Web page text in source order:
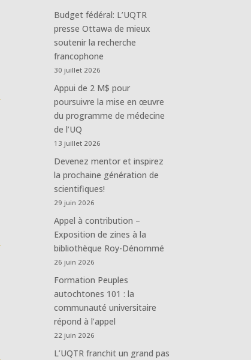
Budget fédéral: L’UQTR
presse Ottawa de mieux
soutenir la recherche
francophone
30 juillet 2026
Appui de 2 M$ pour
poursuivre la mise en œuvre
du programme de médecine
de l’UQ
13 juillet 2026
Devenez mentor et inspirez
la prochaine génération de
scientifiques!
29 juin 2026
Appel à contribution –
Exposition de zines à la
bibliothèque Roy-Dénommé
26 juin 2026
Formation Peuples
autochtones 101 : la
communauté universitaire
répond à l’appel
22 juin 2026
L’UQTR franchit un grand pas